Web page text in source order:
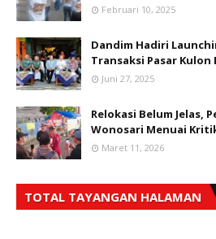
Februari 10, 2025
Dandim Hadiri
Transaksi Pasar Kulon
Juni 27, 2025
Relokasi Belum Jelas,
Wonosari Menuai
Maret 11, 2026
TOTAL TAYANGAN HALAMAN